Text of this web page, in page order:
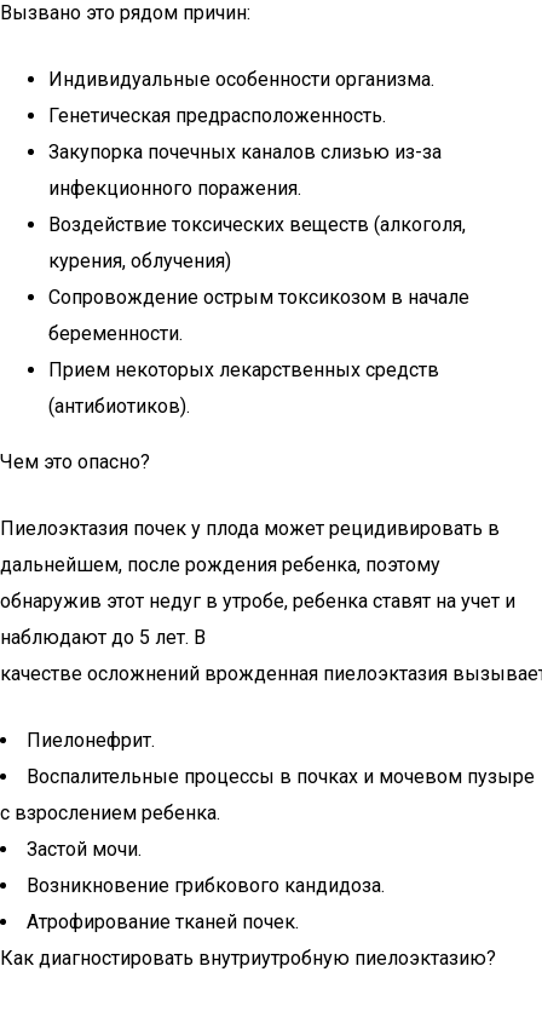
Вызвано это рядом причин:
Индивидуальные особенности организма.
Генетическая предрасположенность.
Закупорка почечных каналов слизью из-за
инфекционного поражения.
Воздействие токсических веществ (алкоголя,
курения, облучения)
Сопровождение острым токсикозом в начале
беременности.
Прием некоторых лекарственных средств
(антибиотиков).
Чем это опасно?
Пиелоэктазия почек у плода может рецидивировать в
дальнейшем, после рождения ребенка, поэтому
обнаружив этот недуг в утробе, ребенка ставят на учет и
наблюдают до 5 лет. В
качестве осложнений врожденная пиелоэктазия
Пиелонефрит.
Воспалительные процессы в почках и мочевом пузыре
с взрослением ребенка.
Застой мочи.
Возникновение грибкового кандидоза.
Атрофирование тканей почек.
Как диагностировать внутриутробную пиелоэктазию?